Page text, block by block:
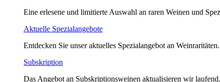
Eine erlesene und limitierte Auswahl an raren Weinen und
Aktuelle Spezialangebote
Entdecken Sie unser aktuelles Spezialangebot an Weinraritäten.
Subskription
Das Angebot an Subskriptionsweinen aktualisieren wir laufend.